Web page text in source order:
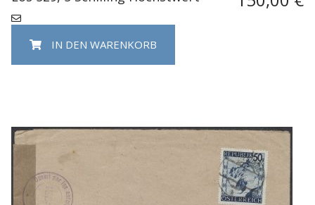
IN DEN WARENKORB